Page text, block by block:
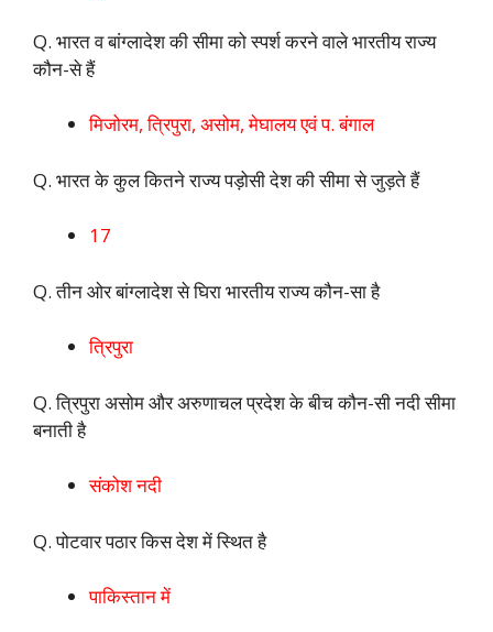
Q. भारत व बांग्लादेश की सीमा को स्पर्श करने वाले भारतीय राज्य
कौन-से हैं
मिजोरम, त्रिपुरा, असोम, मेघालय एवं प. बंगाल
Q. भारत के कुल कितने राज्य पड़ोसी देश की सीमा से जुड़ते हैं
17
Q. तीन ओर बांग्लादेश से घिरा भारतीय राज्य कौन-सा है
त्रिपुरा
Q. त्रिपुरा असोम और अरुणाचल प्रदेश के बीच कौन-सी नदी सीमा
बनाती है
संकोश नदी
Q. पोटवार पठार किस देश में स्थित है
पाकिस्तान में